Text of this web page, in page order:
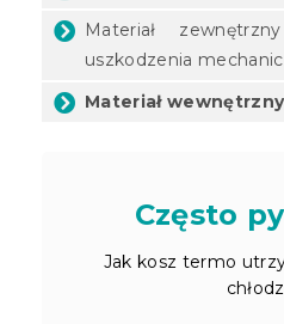
Materiał
uszkodzenia
Materiał
Często
Jak kosz termo